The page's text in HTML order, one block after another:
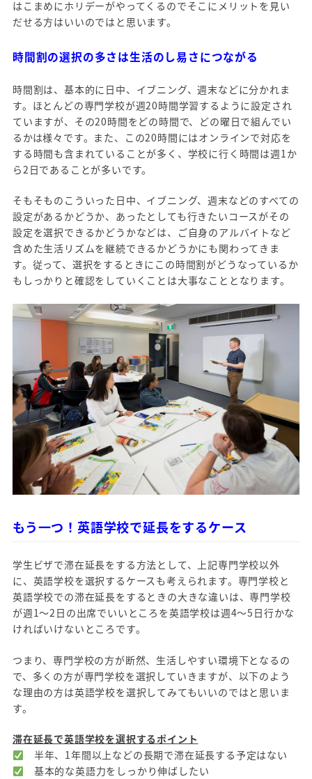
はこまめにホリデーがやってくるのでそこにメリットを見い
だせる方はいいのではと思います。
時間割の選択の多さは生活のし易さにつながる
時間割は、基本的に日中、イブニング、週末などに分かれま
す。ほとんどの専門学校が週20時間学習するように設定され
ていますが、その20時間をどの時間で、どの曜日で組んでい
るかは様々です。また、この20時間にはオンラインで対応を
する時間も含まれていることが多く、学校に行く時間は週1か
ら2日であることが多いです。
そもそものこういった日中、イブニング、週末などのすべての
設定があるかどうか、あったとしても行きたいコースがその
設定を選択できるかどうかなどは、ご自身のアルバイトなど
含めた生活リズムを継続できるかどうかにも関わってきま
す。従って、選択をするときにこの時間割がどうなっているか
もしっかりと確認をしていくことは大事なこととなります。
もう一つ！英語学校で延長をするケース
学生ビザで滞在延長をする方法として、上記専門学校以外
に、英語学校を選択するケースも考えられます。専門学校と
英語学校での滞在延長をするときの大きな違いは、専門学校
が週1～2日の出席でいいところを英語学校は週4～5日行かな
ければいけないところです。
つまり、専門学校の方が断然、生活しやすい環境下となるの
で、多くの方が専門学校を選択していきますが、以下のよう
な理由の方は英語学校を選択してみてもいいのではと思いま
す。
滞在延長で英語学校を選択するポイント
半年、1年間以上などの長期で滞在延長する予定はない
基本的な英語力をしっかり伸ばしたい